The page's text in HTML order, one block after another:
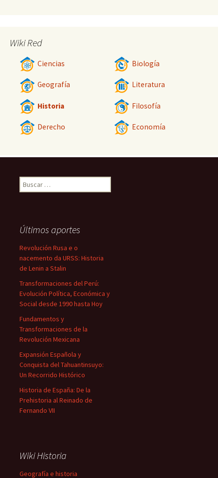
Wiki Red
Ciencias Biología
Geografía Literatura
Historia Filosofía
Derecho Economía
Buscar:
Últimos aportes
Revolución Rusa e o
nacemento da URSS: Historia
de Lenin a Stalin
Transformaciones del Perú:
Evolución Política, Económica y
Social desde 1990 hasta Hoy
Fundamentos y
Transformaciones de la
Revolución Mexicana
Expansión Española y
Conquista del Tahuantinsuyo:
Un Recorrido Histórico
Historia de España: De la
Prehistoria al Reinado de
Fernando VII
Wiki Historia
Geografía e historia